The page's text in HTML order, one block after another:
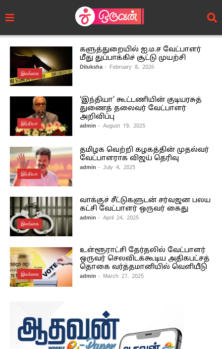
இலங்கை
களுத்துறையில் ஐ.ம.ச வேட்பாளர்
மீது துப்பாக்கிச் சூட்டு முயற்சி
Diluksha - February 8, 2026
இந்தியா
‘இந்தியா’ கூட்டணியின் குடியரசுத்
துணைத் தலைவர் வேட்பாளர்
அறிவிப்பு
admin - August 19, 2025
இந்தியா
தமிழக வெற்றி கழகத்தின் முதல்வர்
வேட்பாளராக விஜய் தெரிவு
admin - July 4, 2025
இலங்கை
வாக்குச் சீட்டுகளுடன் சர்வஜன பலய
கட்சி வேட்பாளர் ஒருவர் கைது
admin - April 24, 2025
இலங்கை
உள்ளூராட்சி தேர்தலில் வேட்பாளர்
ஒருவர் செலவிடக்கூடிய அதிகபட்சத்
தொகை வர்த்தமானியில் வெளியீடு
admin - March 27, 2025